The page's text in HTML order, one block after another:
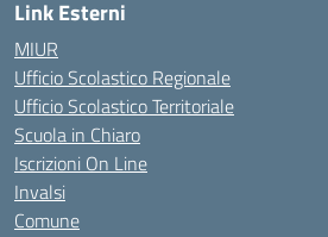
Link Esterni
MIUR
Ufficio Scolastico Regionale
Ufficio Scolastico Territoriale
Scuola in Chiaro
Iscrizioni On Line
Invalsi
Comune